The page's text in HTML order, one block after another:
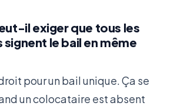
il exiger que tous les
le bail en même
pour un bail unique. Ça se
un colocataire est absent